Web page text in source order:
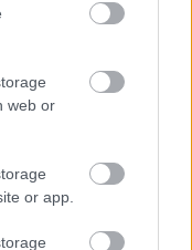
web or
or app.
fogyott, de
is eláll,
a kérdésre gondol